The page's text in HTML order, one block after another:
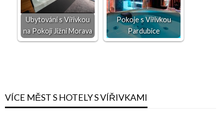
Ubytování s Vířivkou
na Pokoji Jižní Morava
Pokoje s Vířivkou
Pardubice
VÍCE MĚST S HOTELY S VÍŘIVKAMI